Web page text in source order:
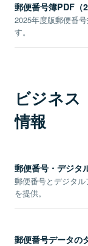
郵便番号簿PDF（
2025年度版郵便番
す。
ビジネス
情報
郵便番号・デジタ
郵便番号とデジタ
を提供。
郵便番号データの